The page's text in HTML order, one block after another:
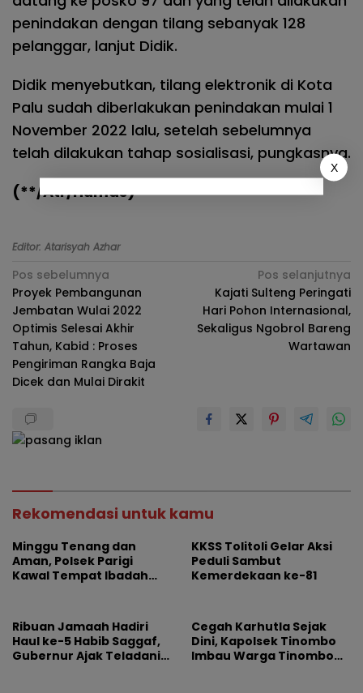
penindakan dengan tilang sebanyak 128
pelanggar, lanjut Didik.
Didik menyebutkan, tilang elektronik di Kota
Palu sudah diberlakukan penindakan mulai 1
November 2022 lalu, setelah sebelumnya
telah dilakukan tahap sosialisasi, pungkasnya.
(**/Atr/Humas)
Editor: Atarisyah Azhar
Navigasi
pos
Pos sebelumnya
Proyek Pembangunan
Jembatan Wulai 2022
Optimis Selesai Akhir
Tahun, Kabid : Proses
Pengiriman Rangka Baja
Dicek dan Mulai Dirakit
Pos selanjutnya
Kajati Sulteng Peringati
Hari Pohon Internasional,
Sekaligus Ngobrol Bareng
Wartawan
Rekomendasi untuk kamu
Minggu Tenang dan
Aman, Polsek Parigi
Kawal Tempat Ibadah
KKSS Tolitoli Gelar Aksi
Peduli Sambut
Kemerdekaan ke-81
Ribuan Jamaah Hadiri
Haul ke-5 Habib Saggaf,
Gubernur Ajak Teladani
Cegah Karhutla Sejak
Dini, Kapolsek Tinombo
Imbau Warga Tinombo
X